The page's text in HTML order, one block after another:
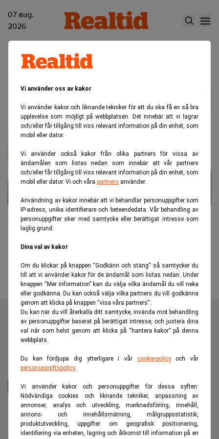
Vi använder oss av kakor
Vi använder kakor och liknande tekniker för att du ska få en så bra
upplevelse som möjligt på webbplatsen. Det innebär att vi lagrar
och/eller får tillgång till viss relevant information på din enhet, som
mobil eller dator.
Vi använder också kakor från olika partners för vissa av
ändamålen som listas nedan som innebär att vår partners
och/eller får tillgång till viss relevant information på din enhet, som
mobil eller dator. Vi och våra partners använder.
Användning av kakor innebär att vi behandlar personuppgifter som
IP-adress, unika identifierare och beteendedata. Vår behandling av
personuppgifter sker med samtycke eller berättigat intresse som
laglig grund.
Dina val av kakor
Om du klickar på knappen “Godkänn och stäng” så samtycker du
till att vi använder kakor för de ändamål som listas nedan. Under
knappen “Mer information” kan du välja vilka ändamål du vill neka
eller godkänna. Du kan också välja vilka partners du vill godkänna
genom att klicka på knappen “visa våra partners”.
Du kan när du vill återkalla ditt samtycke, invända mot behandling
av personuppgifter baserat på berättigat intresse, och justera dina
val när som helst genom att klicka på “hantera kakor” på denna
webbplats.
Du kan fördjupa dig ytterligare i vår cookie-policyoch vår
personuppgiftspolicy.
Vi använder kakor och personuppgifter för dessa syften:
Nödvändiga cookies och liknande tekniker, anpassning av
annonser, analys och utveckling, marknadsföring, innehåll,
annons- och innehållsmätning, målgruppsstatistik,
produktutveckling, uppgifter om geografisk positionering,
identifiering via enheten, lagring och åtkomst till information på en
07 aug.
2026
Anna Jönsson
Anna Jönsson ny chef för
Institutionella kunder på Storebrand
Asset Management
Realtid är en oberoende och kostnadsfri nyhetskanal för
dig som vill fördjupa dig inom finans- och
näringslivsnyheter.
Hantera prenumeration
Integritetspolicy för personuppgifter
Cookiepolicy